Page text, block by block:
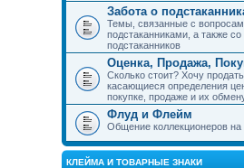
Забота о
Темы, связанные с
подстаканниками, а также
подстаканников
Оценка, Продажа,
Сколько стоит? Хочу
касающиеся определения
покупке, продаже и их
Флуд и Флейм
Общение коллекционеров
КЛЕЙМА И ТОВАРНЫЕ ЗНАКИ